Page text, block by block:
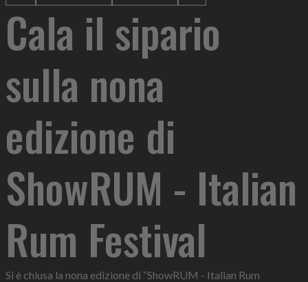
Cala il sipario
sulla nona
edizione di
ShowRUM - Italian
Rum Festival
Si è chiusa la nona edizione di “ShowRUM - Italian Rum